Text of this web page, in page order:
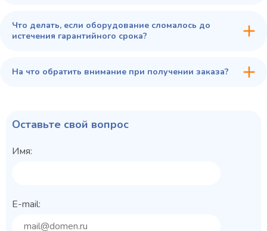
Что делать, если оборудование сломалось до
истечения гарантийного срока?
На что обратить внимание при получении заказа?
Оставьте свой вопрос
Имя:
E-mail: